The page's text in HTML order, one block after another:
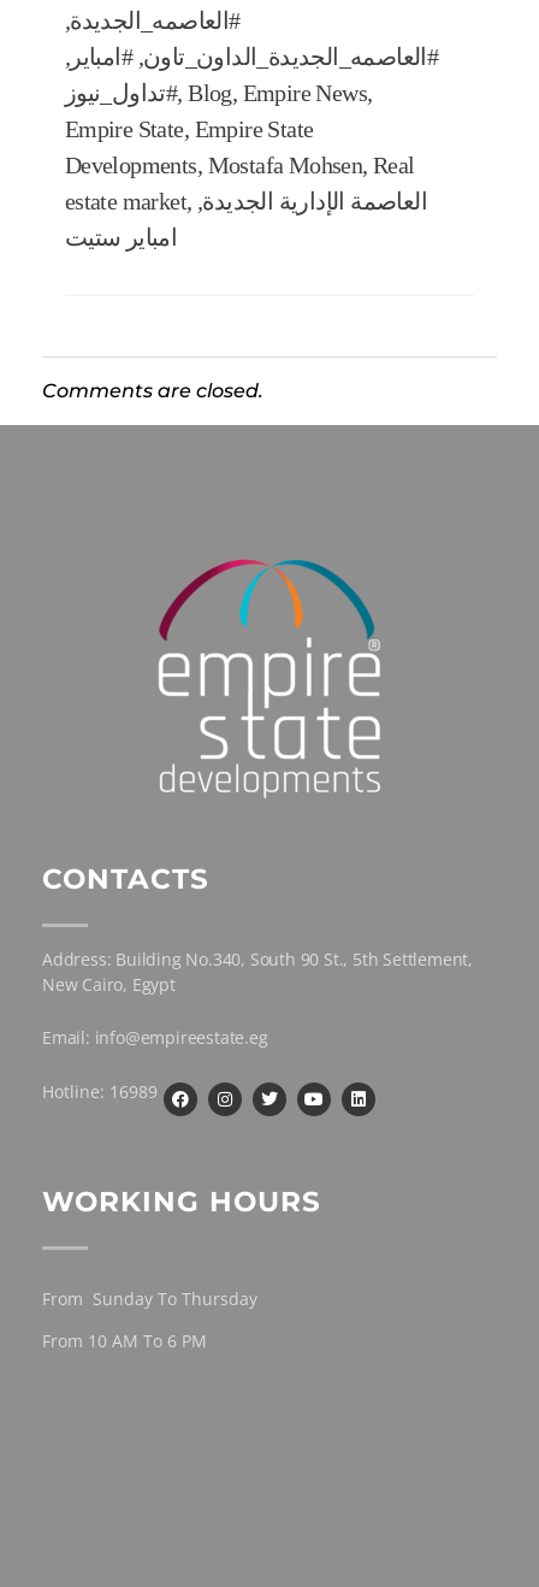
#العاصمه_الجديدة,
#العاصمه_الجديدة_الداون_تاون,#امباير ,
#تداول_نيوز,Blog, Empire News,
Empire State, Empire State
Developments, Mostafa Mohsen, Real
estate market, العاصمة الإدارية الجديدة,
امباير ستيت
Comments are closed.
CONTACTS
Address: Building No.340, South 90 St., 5th Settlement,
New Cairo, Egypt
Email: info@empireestate.eg
Hotline: 16989
WORKING HOURS
From Sunday To Thursday
From 10 AM To 6 PM